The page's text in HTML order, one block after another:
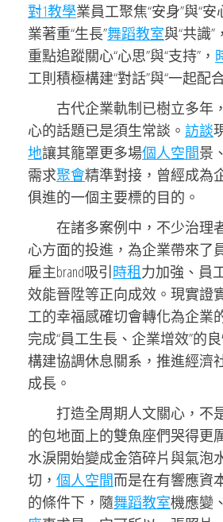
對1教學業員工聚焦“安身”與“
業著重“生長”舞蹈教室與“共識
重點追蹤關心“心思”與“支持”，
工則積極構建“對話”與“一起配
古代企業軌制已樹立多年
心的話題已是須生常談。 訪談
地讓其籠罩更多場個人空間景
需求聚會精準對接，曾經成為
俱進的一個主要標的目的。
在諸多案例中，不少治理
心方面的投進，為企業帶來了
雇主brand吸引時租力加強、員
效能晉陞等正向成效。現實證
工的幸福感確切會轉化為企業
完成“員工生長、企業增效”的
構建協調休息關系，推進經濟
成長。
打造全周期人文關心，不
的包地面上的雙魚座們哭得更
水淚開始變成金箔碎片與氣泡
切， 個人空間而是在有響應資
的條件下，隨舞蹈教室機應變